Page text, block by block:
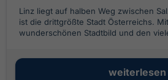
Linz liegt auf halben Weg zwischen
ist die drittgrößte Stadt Österreichs.
wunderschönen Stadtbild und den
weiterlesen